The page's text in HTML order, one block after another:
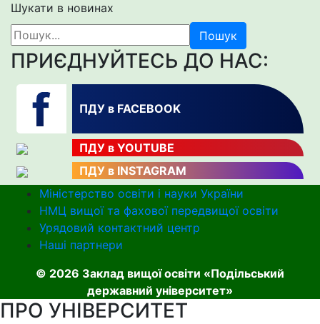
Шукати в новинах
Пошук
ПРИЄДНУЙТЕСЬ ДО НАС:
ПДУ в FACEBOOK
ПДУ в YOUTUBE
ПДУ в INSTAGRAM
Міністерство освіти і науки України
НМЦ вищої та фахової передвищої освіти
Урядовий контактний центр
Наші партнери
© 2026 Заклад вищої освіти «Подільський
державний університет»
ПРО УНІВЕРСИТЕТ